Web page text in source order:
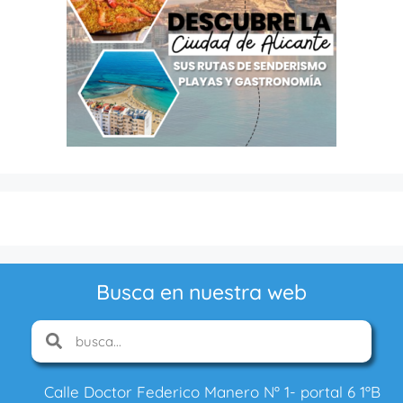
Busca en nuestra web
Calle Doctor Federico Manero Nº 1- portal 6 1ºB